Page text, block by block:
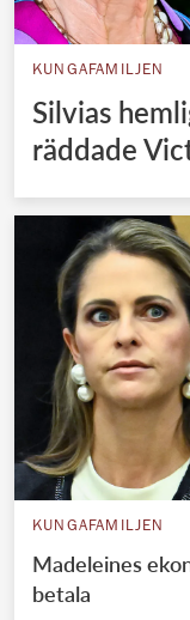
KUNGAFAMILJEN
Silvias
räddade
KUNGAFAMILJEN
Madeleines
betala